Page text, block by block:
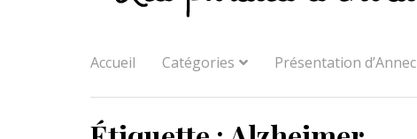
Accueil Catégories Présentation d’Annec